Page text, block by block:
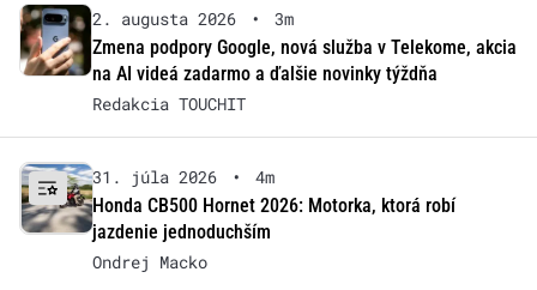
2. augusta 2026 •
3m
Zmena podpory Google, nová služba v Telekome, akcia
na AI videá zadarmo a ďalšie novinky týždňa
Redakcia TOUCHIT
31. júla 2026 •
4m
Honda CB500 Hornet 2026: Motorka, ktorá robí
jazdenie jednoduchším
Ondrej Macko